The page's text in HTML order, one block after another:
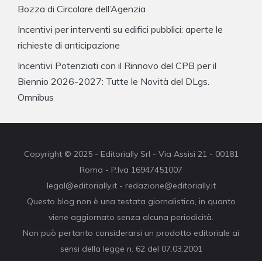
Bozza di Circolare dell’Agenzia
Incentivi per interventi su edifici pubblici: aperte le
richieste di anticipazione
Incentivi Potenziati con il Rinnovo del CPB per il
Biennio 2026-2027: Tutte le Novità del DLgs.
Omnibus
Copyright © 2025 - Editorially Srl - Via Assisi 21 - 00181
Roma - P.Iva 16947451007
legal@editorially.it - redazione@editorially.it
Questo blog non è una testata giornalistica, in quanto
viene aggiornato senza alcuna periodicità.
Non può pertanto considerarsi un prodotto editoriale ai
sensi della legge n. 62 del 07.03.2001